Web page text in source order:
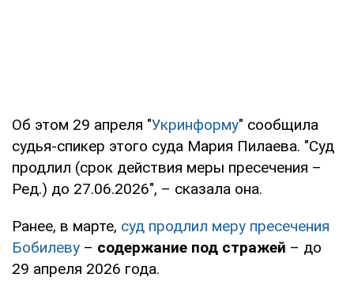
Об этом 29 апреля "Укринформу" сообщила
судья-спикер этого суда Мария Пилаева. "Суд
продлил (срок действия меры пресечения –
Ред.) до 27.06.2026", – сказала она.
Ранее, в марте, суд продлил меру пресечения
Бобилеву – содержание под стражей – до
29 апреля 2026 года.